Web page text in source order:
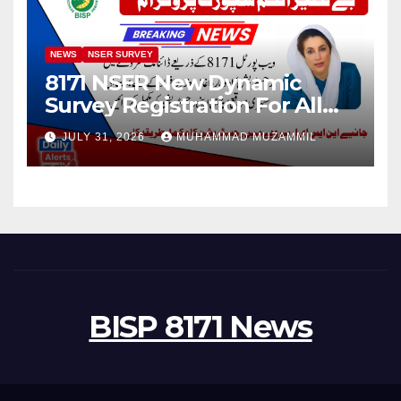
NEWS NSER SURVEY
8171 NSER New Dynamic
Survey Registration For All
Disable Person
JULY 31, 2026 MUHAMMAD MUZAMMIL
BISP 8171 News